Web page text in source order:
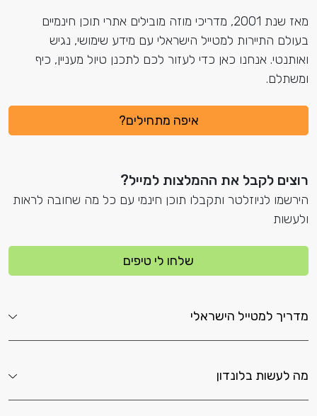
מאז שנת 2001, מדריכי מוזה מובילים אתרי תוכן חינמיים
בעולם התיירות למטייל הישראלי עם מידע שימושי, נגיש
ואותנטי. אנחנו כאן כדי לעזור לכם לתכנן טיול מעניין, כיף
ומשתלם.
איפה מתחילים?
רוצים לקבל את ההמלצות למייל?
הירשמו לניוזלטר ותקבלו תוכן חינמי עם כל מה שחובה לראות
ולעשות
שלחו לי טיפים
מדריך למטייל הישראלי
מה לעשות בלונדון